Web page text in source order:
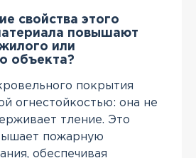
свойства этого
повышают
или
объекта?
покрытия
огнестойкостью: она не
тление. Это
пожарную
обеспечивая